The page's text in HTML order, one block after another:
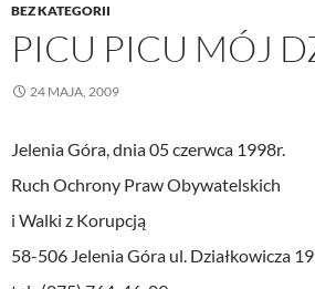
BEZ KATEGORII
PICU PICU MÓJ
24 MAJA, 2009
Jelenia Góra, dnia 05 czerwca 1998r.
Ruch Ochrony PrawObywatelskich
i Walki z Korupcją
58-506 Jelenia Góra ul. Działkowicza 19